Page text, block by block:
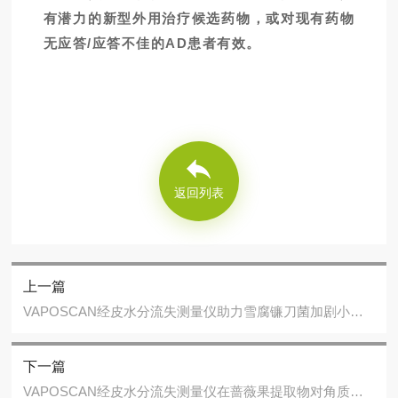
有潜力的新型外用治疗候选药物，或对现有药物
无应答/应答不佳的AD患者有效。
返回列表
上一篇
VAPOSCAN经皮水分流失测量仪助力雪腐镰刀菌加剧小鼠特应性皮炎的研究
下一篇
VAPOSCAN经皮水分流失测量仪在蔷薇果提取物对角质细胞功能调控研究中的应用